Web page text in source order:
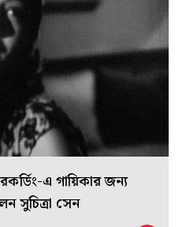
এ গায়িকার জন্য
সুচিত্রা সেন